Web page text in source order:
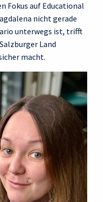
Fokus auf Educational
nicht gerade
unterwegs ist, trifft
Land
macht.